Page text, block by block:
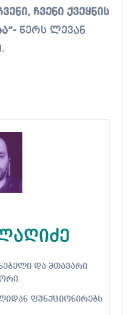
ჩვენი ქვეყნის
წერს ლევან
ფუნქციონირებს